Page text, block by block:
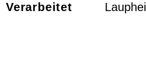
Verarbeitet